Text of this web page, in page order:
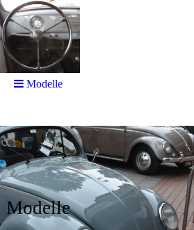
Modelle
Modelle